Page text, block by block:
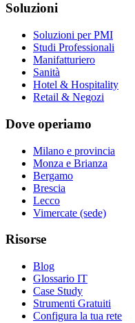
Soluzioni
Soluzioni per PMI
Studi Professionali
Manifatturiero
Sanità
Hotel & Hospitality
Retail & Negozi
Dove operiamo
Milano e provincia
Monza e Brianza
Bergamo
Brescia
Lecco
Vimercate (sede)
Risorse
Blog
Glossario IT
Case Study
Strumenti Gratuiti
Configura la tua rete